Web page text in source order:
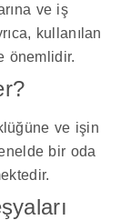
ve iş
kullanılan
önemlidir.
ve işin
bir oda